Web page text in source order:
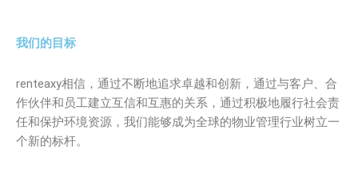
我们的目标
renteaxy相信，通过不断地追求卓越和创新，通过与客户、合
作伙伴和员工建立互信和互惠的关系，通过积极地履行社会责
任和保护环境资源，我们能够成为全球的物业管理行业树立一
个新的标杆。